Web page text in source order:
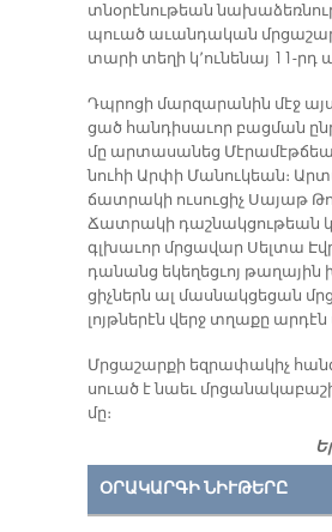
տնօ­րէ­նու­թեան
պուած ա­ւան­դա­կան
տա­րի տե­ղի կ՚ու­նե­նայ 11-րդ
Դպրո­ցի մար­զա­րա­նին մէջ
ցած հան­դի­սա­ւոր բաց­ման
մը ար­տա­սա­նեց
նու­հի Ար­փի Մա­նու­կեան։
ճատ­րա­կի ու­սու­ցիչ Սա­յաթ
Ճատ­րա­կի դաշ­նակ­ցու­թեան
գլխա­ւոր մրցա­վար Սել­տա
դա­նանց ե­կե­ղեց­ւոյ թա­ղա­յին
ցիչ­ներն ալ մաս­նակ­ցե­ցան
լոյթ­նե­րէն վերջ տղա­քը ար­դէն
Մրցա­շար­քի եզ­րա­փա­կիչ
սուած է նաեւ
մը։
ՕՐԱԿԱՐԳԻ ՆԻՒԹԵՐԸ